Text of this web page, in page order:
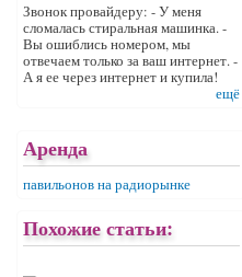
Звонок провайдеру: - У меня
сломалась стиральная машинка. -
Вы ошиблись номером, мы
отвечаем только за ваш интернет. -
А я ее через интернет и купила!
ещё
Аренда
павильонов на радиорынке
Похожие статьи: